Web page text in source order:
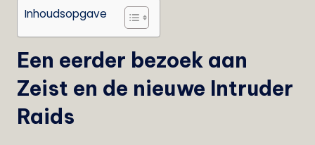
Inhoudsopgave
Een eerder bezoek aan
Zeist en de nieuwe Intruder
Raids